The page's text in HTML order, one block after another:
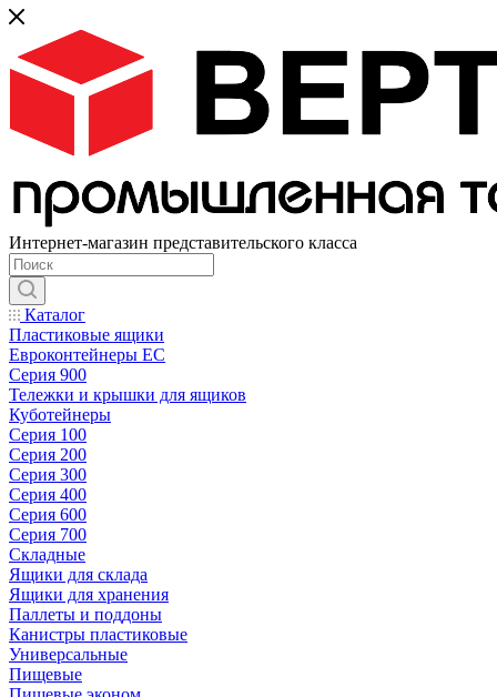
Интернет-магазин представительского класса
Каталог
Пластиковые ящики
Евроконтейнеры ЕС
Серия 900
Тележки и крышки для ящиков
Куботейнеры
Серия 100
Серия 200
Серия 300
Серия 400
Серия 600
Серия 700
Складные
Ящики для склада
Ящики для хранения
Паллеты и поддоны
Канистры пластиковые
Универсальные
Пищевые